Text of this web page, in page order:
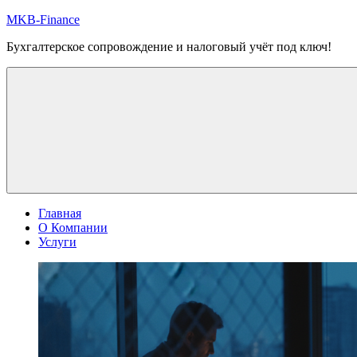
Перейти
содержимому
MKB-Finance
Бухгалтерское сопровождение и налоговый учёт под ключ!
Главная
О Компании
Услуги